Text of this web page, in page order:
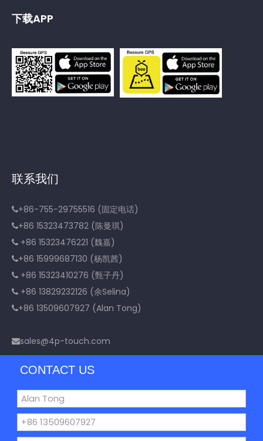
下载APP
联系我们
+86-755-29755516 (固定电话)
+86 15323473782 (陈曼琪)
 +86 15323476221 (魏嘉)
+86 15999687130 (杨凯茜)
 +86 15323410276 (甄子丹)
 +86 13829232126 (余Selina)
+86 13509607927 (Alan Tong)
sales@4p-touch.com
CONTACT US